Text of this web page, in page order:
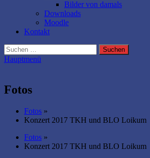
Bilder von damals
Downloads
Moodle
Kontakt
Suchen
nach:
Hauptmenü
Fotos
Fotos »
Konzert 2017 TKH und BLO Loikum
Fotos »
Konzert 2017 TKH und BLO Loikum